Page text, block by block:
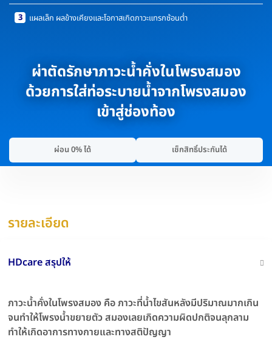
ผ่อน 0% ได้ เช็กสิทธิ์ประกันได้
ผ่าตัดรักษาภาวะน้ำคั่งในโพรงสมอง
ด้วยการใส่ท่อระบายน้ำจากโพรงสมอง
เข้าสู่ช่องท้อง
3 แผลเล็ก ผลข้างเคียงและโอกาสเกิดภาวะแทรกซ้อนต่ำ
รายละเอียด
HDcare สรุปให้
ภาวะน้ำคั่งในโพรงสมอง คือ ภาวะที่น้ำไขสันหลังมีปริมาณมากเกิน
จนทำให้โพรงน้ำขยายตัว สมองเลยเกิดความผิดปกติจนลุกลาม
ทำให้เกิดอาการทางกายและทางสติปัญญา